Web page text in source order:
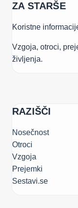
ZA STARŠE
Koristne
Vzgoja, otroci,
življenja.
RAZIŠČI
Nosečnost
Otroci
Vzgoja
Prejemki
Sestavi.se